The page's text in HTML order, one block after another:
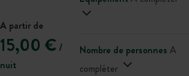
A partir de
15,00 € /
nuit
Nombre de personnes A
compléter